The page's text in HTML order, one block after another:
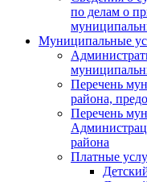
по делам о
Муниципальные
Перечень
района,
Перечень
района
Платные